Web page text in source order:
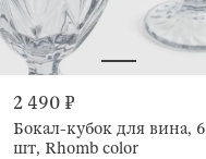
2 490 ₽
Бокал-кубок для вина, 6
шт, Rhomb color